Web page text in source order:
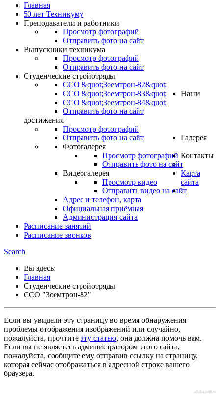
Главная
50 лет Техникуму
Преподаватели и работники
Просмотр фотографий
Отправить фото на сайт
Выпускники техникума
Просмотр фотографий
Отправить фото на сайт
Студенческие стройотряды
ССО &quot;Зоемтрон-82&quot;
ССО &quot;Зоемтрон-83&quot;
ССО &quot;Зоемтрон-84&quot;
Отправить фото на сайт
Наши
достижения
Просмотр фотографий
Отправить фото на сайт
Галерея
Фотогалерея
Просмотр фотографий
Отправить фото на сайт
Видеогалерея
Просмотр видео
Отправить видео на сайт
Контакты
Адрес и телефон, карта
Официальная приёмная
Администрация сайта
Карта
сайта
.
Расписание занятий
Расписание звонков
Search
Вы здесь:
Главная
Студенческие стройотряды
ССО "Зоемтрон-82"
Если вы увидели эту страницу во время обнаружения
проблемы отображения изображений или случайно,
пожалуйста, прочтите эту статью, она должна помочь вам.
Если вы не являетесь администратором этого сайта,
пожалуйста, сообщите ему отправив ссылку на страницу,
которая сейчас отображаться в адресной строке вашего
браузера.
afisha-msk.ru